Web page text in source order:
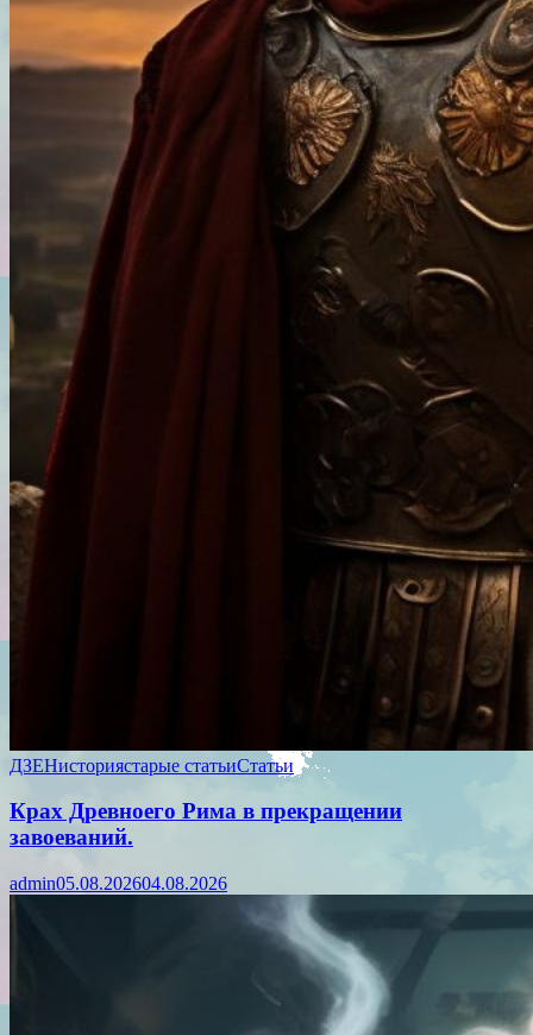
ДЗЕНисториястарые статьиСтатьи
Крах Древноего Рима в прекращении
завоеваний.
admin05.08.202604.08.2026